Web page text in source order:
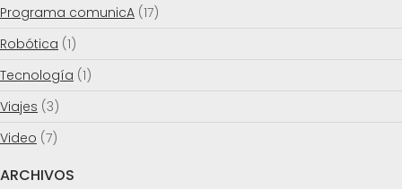
Programa comunicA (17)
Robótica (1)
Tecnología (1)
Viajes (3)
Video (7)
ARCHIVOS